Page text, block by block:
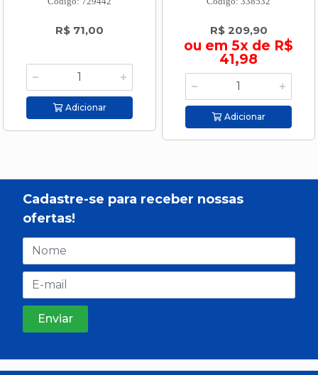
R$ 71,00
Adicionar
R$ 209,90
ou em 5x de R$
41,98
Adicionar
Cadastre-se para receber nossas
ofertas!